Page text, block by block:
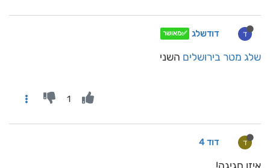
ד דודשלג ✅מאושר
שלג מטר בירושלים השני
1
ד דוד 4
איזו חגיגה!